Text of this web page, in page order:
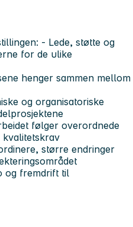
- Lede, støtte og
for de ulike
henger sammen mellom
og organisatoriske
følger overordnede
kvalitetskrav
større endringer
og fremdrift til